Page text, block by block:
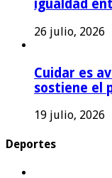
igualdad
26 julio, 2026
Cuidar es
sostiene el
19 julio, 2026
Deportes